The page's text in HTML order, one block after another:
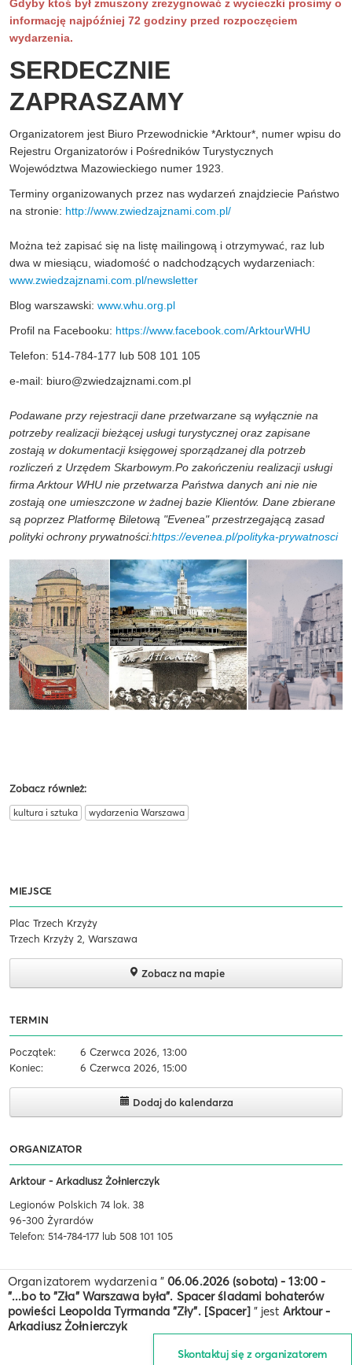
Gdyby ktoś był zmuszony zrezygnować z wycieczki prosimy o
informację najpóźniej 72 godziny przed rozpoczęciem
wydarzenia.
SERDECZNIE
ZAPRASZAMY
Organizatorem jest Biuro Przewodnickie *Arktour*, numer wpisu do
Rejestru Organizatorów i Pośredników Turystycznych
Województwa Mazowieckiego numer 1923.
Terminy organizowanych przez nas wydarzeń znajdziecie Państwo
na stronie: http://www.zwiedzajznami.com.pl/
Można też zapisać się na listę mailingową i otrzymywać, raz lub
dwa w miesiącu, wiadomość o nadchodzących wydarzeniach:
www.zwiedzajznami.com.pl/newsletter
Blog warszawski: www.whu.org.pl
Profil na Facebooku: https://www.facebook.com/ArktourWHU
Telefon: 514-784-177 lub 508 101 105
e-mail: biuro@zwiedzajznami.com.pl
Podawane przy rejestracji dane przetwarzane są wyłącznie na
potrzeby realizacji bieżącej usługi turystycznej oraz zapisane
zostają w dokumentacji księgowej sporządzanej dla potrzeb
rozliczeń z Urzędem Skarbowym.Po zakończeniu realizacji usługi
firma Arktour WHU nie przetwarza Państwa danych ani nie nie
zostają one umieszczone w żadnej bazie Klientów. Dane zbierane
są poprzez Platformę Biletową "Evenea" przestrzegającą zasad
polityki ochrony prywatności:https://evenea.pl/polityka-prywatnosci
Zobacz również:
kultura i sztuka wydarzenia Warszawa
MIEJSCE
Plac Trzech Krzyży
Trzech Krzyży 2, Warszawa
Zobacz na mapie
TERMIN
Początek:
6 Czerwca 2026, 13:00
Koniec:
6 Czerwca 2026, 15:00
Dodaj do kalendarza
ORGANIZATOR
Arktour - Arkadiusz Żołnierczyk
Legionów Polskich 74 lok. 38
96-300 Żyrardów
Telefon: 514-784-177 lub 508 101 105
Organizatorem wydarzenia " 06.06.2026 (sobota) - 13:00 -
"...bo to "Zła" Warszawa była". Spacer śladami bohaterów
powieści Leopolda Tyrmanda "Zły". [Spacer]" jest Arktour -
Arkadiusz Żołnierczyk
Skontaktuj się z organizatorem